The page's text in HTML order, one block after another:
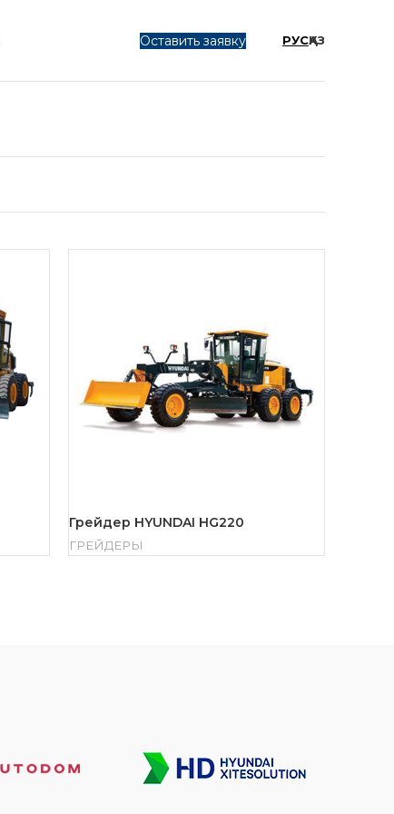
Оставить заявку РУСҚАЗ
Грейдер HYUNDAI HG220
ГРЕЙДЕРЫ